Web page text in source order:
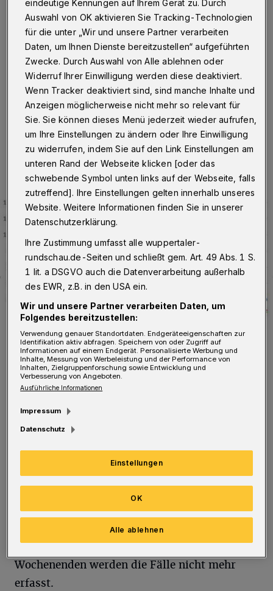
Wuppertal·Am Donnerstag (25. August 2022) um
17:05 Uhr hat die Stadt Wuppertal insgesamt 1.949
Personen gemeldet, die aktuell mit dem Corona-Virus
infiziert sind. Der Inzidenzwert liegt bei 403,1, die Zahl
der Neuinfektionen in den vergangenen sieben Tagen
bei 1.431.
25.08.2022 , 17:10 Uhr Eine Minute Lesezeit
Der Verlauf der Corona-Pandemie in Wuppertal.
Foto: Rundschau
Neu infiziert haben sich laut Verwaltung am
Mittwoch 224 Personen. Bestätigte Fälle gibt
es 138.382, gestorben sind 676 Menschen.
Es wird allgemein von einer hohen
Dunkelziffer ausgegangen. An den
Wochenenden werden die Fälle nicht mehr
erfasst.
eindeutige Kennungen auf Ihrem Gerät zu. Durch
Auswahl von OK aktivieren Sie Tracking-Technologien
für die unter „Wir und unsere Partner verarbeiten
Daten, um Ihnen Dienste bereitzustellen“ aufgeführten
Zwecke. Durch Auswahl von Alle ablehnen oder
Widerruf Ihrer Einwilligung werden diese deaktiviert.
Wenn Tracker deaktiviert sind, sind manche Inhalte und
Anzeigen möglicherweise nicht mehr so relevant für
Sie. Sie können dieses Menü jederzeit wieder aufrufen,
um Ihre Einstellungen zu ändern oder Ihre Einwilligung
zu widerrufen, indem Sie auf den Link Einstellungen am
unteren Rand der Webseite klicken [oder das
schwebende Symbol unten links auf der Webseite, falls
zutreffend]. Ihre Einstellungen gelten innerhalb unseres
Website. Weitere Informationen finden Sie in unserer
Datenschutzerklärung.
Ihre Zustimmung umfasst alle wuppertaler-
rundschau.de-Seiten und schließt gem. Art. 49 Abs. 1 S.
1 lit. a DSGVO auch die Datenverarbeitung außerhalb
des EWR, z.B. in den USA ein.
Wir und unsere Partner verarbeiten Daten, um
Folgendes bereitzustellen:
Verwendung genauer Standortdaten. Endgeräteeigenschaften zur
Identifikation aktiv abfragen. Speichern von oder Zugriff auf
Informationen auf einem Endgerät. Personalisierte Werbung und
Inhalte, Messung von Werbeleistung und der Performance von
Inhalten, Zielgruppenforschung sowie Entwicklung und
Verbesserung von Angeboten.
Ausführliche Informationen
Impressum
Datenschutz
Einstellungen
Alle ablehnen
OK